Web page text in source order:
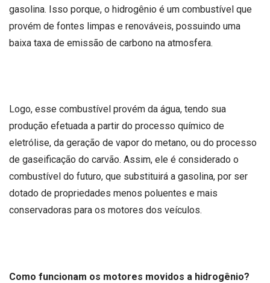
gasolina. Isso porque, o hidrogênio é um combustível que
provém de fontes limpas e renováveis, possuindo uma
baixa taxa de emissão de carbono na atmosfera.
Logo, esse combustível provém da água, tendo sua
produção efetuada a partir do processo químico de
eletrólise, da geração de vapor do metano, ou do processo
de gaseificação do carvão. Assim, ele é considerado o
combustível do futuro, que substituirá a gasolina, por ser
dotado de propriedades menos poluentes e mais
conservadoras para os motores dos veículos.
Como funcionam os motores movidos a hidrogênio?